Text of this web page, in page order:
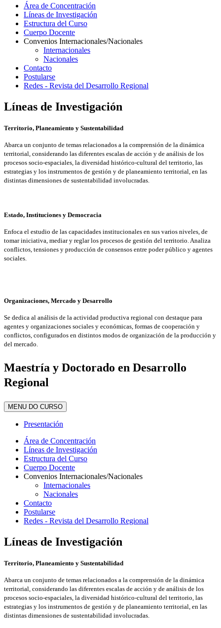
Área de Concentración
Líneas de Investigación
Estructura del Curso
Cuerpo Docente
Convenios Internacionales/Nacionales
Internacionales
Nacionales
Contacto
Postularse
Redes - Revista del Desarrollo Regional
Líneas de Investigación
Territorio, Planeamiento y Sustentabilidad
Abarca un conjunto de temas relacionados a la comprensión de la dinámica
territorial, considerando las diferentes escalas de acción y de análisis de los
procesos socio-espaciales, la diversidad histórico-cultural del territorio, las
estrategias y los instrumentos de gestión y de planeamiento territorial, en las
distintas dimensiones de sustentabilidad involucradas.
Estado, Instituciones y Democracia
Enfoca el estudio de las capacidades institucionales en sus varios niveles, de
tomar iniciativa, mediar y reglar los procesos de gestión del territorio. Analiza
conflictos, tensiones y producción de consensos entre poder público y agentes
sociales.
Organizaciones, Mercado y Desarrollo
Se dedica al análisis de la actividad productiva regional con destaque para
agentes y organizaciones sociales y económicas, formas de cooperación y
conflictos, configurados en distintos modos de organización de la producción y
del mercado.
Maestría y Doctorado en Desarrollo
Regional
MENU DO CURSO
Presentación
Área de Concentración
Líneas de Investigación
Estructura del Curso
Cuerpo Docente
Convenios Internacionales/Nacionales
Internacionales
Nacionales
Contacto
Postularse
Redes - Revista del Desarrollo Regional
Líneas de Investigación
Territorio, Planeamiento y Sustentabilidad
Abarca un conjunto de temas relacionados a la comprensión de la dinámica
territorial, considerando las diferentes escalas de acción y de análisis de los
procesos socio-espaciales, la diversidad histórico-cultural del territorio, las
estrategias y los instrumentos de gestión y de planeamiento territorial, en las
distintas dimensiones de sustentabilidad involucradas.